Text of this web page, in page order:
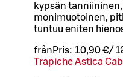
kypsän
monimuotoinen,
tuntuu eniten
från Pris: 10,90 €/
Trapiche Astica